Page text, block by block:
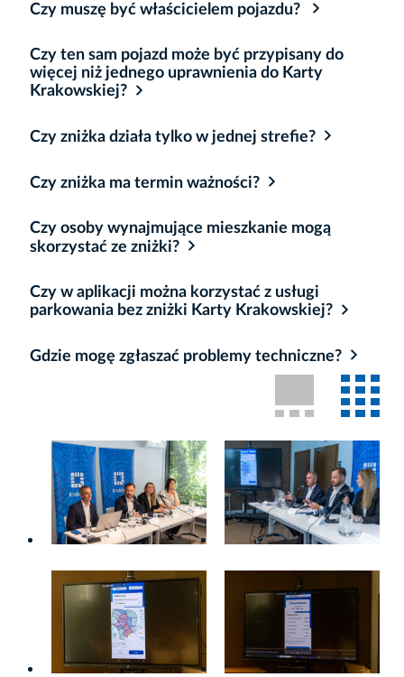
Czy muszę być właścicielem pojazdu?
Czy ten sam pojazd może być przypisany do
więcej niż jednego uprawnienia do Karty
Krakowskiej?
Czy zniżka działa tylko w jednej strefie?
Czy zniżka ma termin ważności?
Czy osoby wynajmujące mieszkanie mogą
skorzystać ze zniżki?
Czy w aplikacji można korzystać z usługi
parkowania bez zniżki Karty Krakowskiej?
Gdzie mogę zgłaszać problemy techniczne?